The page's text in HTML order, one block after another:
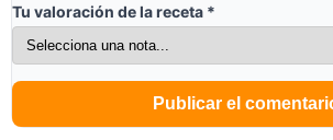
Tu valoración de la receta *